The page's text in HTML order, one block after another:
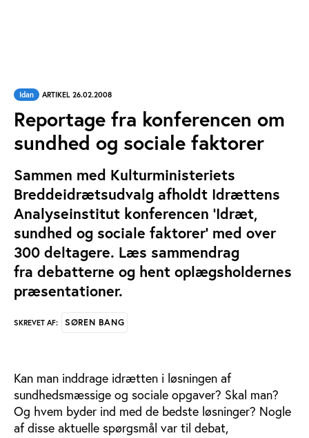
Idan ARTIKEL 26.02.2008
Reportage fra konferencen om
sundhed og sociale faktorer
Sammen med Kulturministeriets
Breddeidrætsudvalg afholdt Idrættens
Analyseinstitut konferencen 'Idræt,
sundhed og sociale faktorer' med over
300 deltagere. Læs sammendrag
fra debatterne og hent oplægsholdernes
præsentationer.
SKREVET AF: SØREN BANG
Kan man inddrage idrætten i løsningen af
sundhedsmæssige og sociale opgaver? Skal man?
Og hvem byder ind med de bedste løsninger? Nogle
af disse aktuelle spørgsmål var til debat,